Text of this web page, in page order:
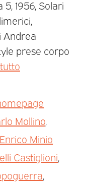
1956, Solari
Andrea
prese corpo
Mollino,
Enrico Minio
Castiglioni,
,